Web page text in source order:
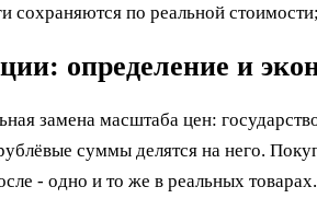
сохраняются по реальной
определение и
замена масштаба цен:
суммы делятся на него.
- одно и то же в реальных товарах.